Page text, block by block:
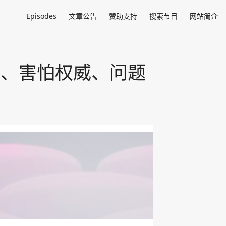
Episodes 文章公告 赞助支持 搜索节目 网站简介
害怕权威、问题